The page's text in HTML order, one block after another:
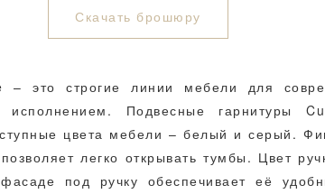
Скачать брошюру
– это строгие линии мебели для
исполнением. Подвесные гарнитуры
цвета мебели – белый и серый.
легко открывать тумбы. Цвет
под ручку обеспечивает её